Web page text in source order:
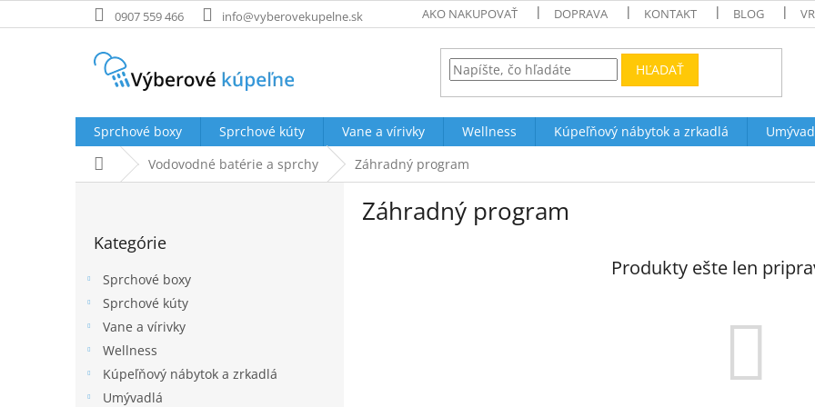
na
0907 559 466 info@vyberovekupelne.sk AKO NAKUPOVAŤ DOPRAVA KONTAKT BLOG
HĽADAŤ
Sprchové boxy Sprchové kúty Vane a vírivky Wellness Kúpeľňový nábytok a zrkadlá
DomovVodovodné batérie a sprchy Záhradný program
kategórie
Kategórie
Sprchové boxy
Sprchové kúty
Vane a vírivky
Wellness
Kúpeľňový nábytok a zrkadlá
Umývadlá
Záhradný program
Produkty ešte len